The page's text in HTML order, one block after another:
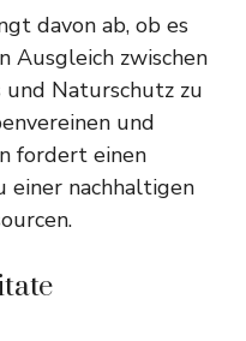
davon ab, ob es
Ausgleich zwischen
und Naturschutz zu
und
fordert einen
einer nachhaltigen